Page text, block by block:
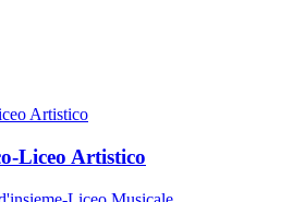
Liceo Artistico